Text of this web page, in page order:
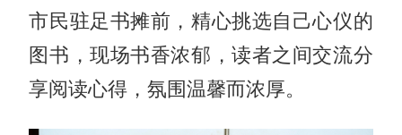
市民驻足书摊前，精心挑选自己心仪的
图书，现场书香浓郁，读者之间交流分
享阅读心得，氛围温馨而浓厚。